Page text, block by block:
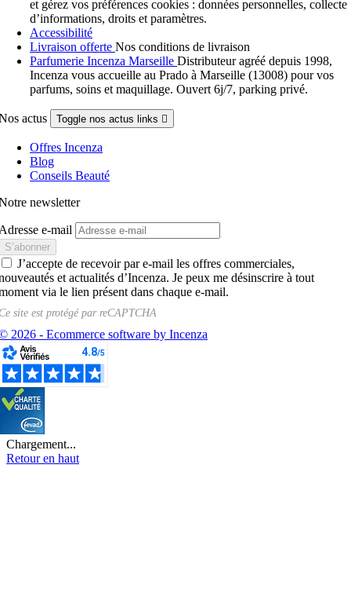
et gérez vos préférences cookies : données personnelles, collecte
d’informations, droits et paramètres.
Accessibilité
Livraison offerte Nos conditions de livraison
Parfumerie Incenza Marseille Distributeur agréé depuis 1998,
Incenza vous accueille au Prado à Marseille (13008) pour vos
parfums, soins et maquillage. Ouvert 6j/7, parking privé.
actus Toggle nos actus links 
Offres Incenza
Blog
Conseils Beauté
newsletter
e-mail
J’accepte de recevoir par e-mail les offres commerciales,
et actualités d’Incenza. Je peux me désinscrire à tout
via le lien présent dans chaque e-mail.
site est protégé parreCAPTCHA
2026 - Ecommerce software by Incenza
Chargement...
Retour en haut